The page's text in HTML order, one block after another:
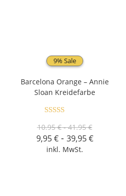
9% Sale
Barcelona Orange – Annie
Sloan Kreidefarbe
10.95 € - 41.95 €
9,95€- 39,95€
inkl. MwSt.